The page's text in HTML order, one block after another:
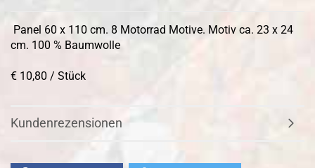
Panel 60 x 110 cm. 8 Motorrad Motive. Motiv ca. 23 x 24
cm. 100 % Baumwolle
€ 10,80 / Stück
Kundenrezensionen